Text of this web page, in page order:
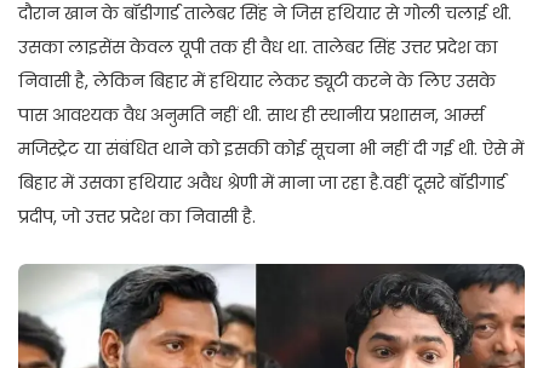
दौरान खान के बॉडीगार्ड तालेबर सिंह ने जिस हथियार से गोली चलाई थी.
उसका लाइसेंस केवल यूपी तक ही वैध था. तालेबर सिंह उत्तर प्रदेश का
निवासी है, लेकिन बिहार में हथियार लेकर ड्यूटी करने के लिए उसके
पास आवश्यक वैध अनुमति नहीं थी. साथ ही स्थानीय प्रशासन, आर्म्स
मजिस्ट्रेट या संबंधित थाने को इसकी कोई सूचना भी नहीं दी गई थी. ऐसे में
बिहार में उसका हथियार अवैध श्रेणी में माना जा रहा है.वहीं दूसरे बॉडीगार्ड
प्रदीप, जो उत्तर प्रदेश का निवासी है.